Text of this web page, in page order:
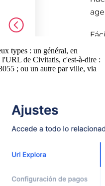
types : un général, en
de Civitatis, c'est-à-dire :
; ou un autre par ville, via